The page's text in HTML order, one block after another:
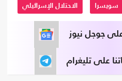
سويسرا الاحتلال الإسرائيلي
على جوجل نيوز
على تليغرام